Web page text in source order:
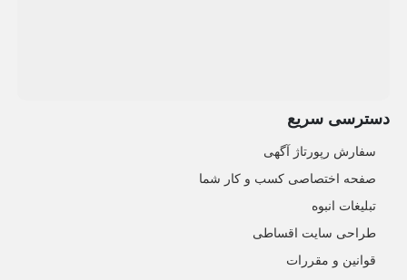
دسترسی سریع
سفارش رپورتاژ آگهی
صفحه اختصاصی کسب و کار شما
تبلیغات انبوه
طراحی سایت اقساطی
قوانین و مقررات